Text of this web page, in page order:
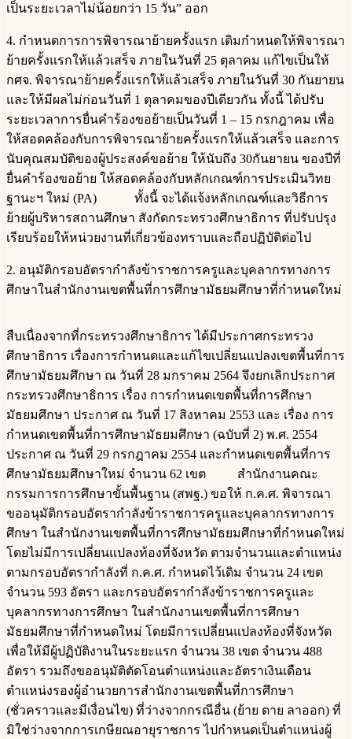
เป็นระยะเวลาไม่น้อยกว่า 15 วัน” ออก
4. กำหนดการการพิจารณาย้ายครั้งแรก เดิมกำหนดให้พิจารณา
ย้ายครั้งแรกให้แล้วเสร็จ ภายในวันที่ 25 ตุลาคม แก้ไขเป็นให้
กศจ. พิจารณาย้ายครั้งแรกให้แล้วเสร็จ ภายในวันที่ 30 กันยายน
และให้มีผลไม่ก่อนวันที่ 1 ตุลาคมของปีเดียวกัน ทั้งนี้ ได้ปรับ
ระยะเวลาการยื่นคำร้องขอย้ายเป็นวันที่ 1 – 15 กรกฎาคม เพื่อ
ให้สอดคล้องกับการพิจารณาย้ายครั้งแรกให้แล้วเสร็จ และการ
นับคุณสมบัติของผู้ประสงค์ขอย้าย ให้นับถึง 30กันยายน ของปีที่
ยื่นคำร้องขอย้าย ให้สอดคล้องกับหลักเกณฑ์การประเมินวิทย
ฐานะฯ ใหม่ (PA) ทั้งนี้ จะได้แจ้งหลักเกณฑ์และวิธีการ
ย้ายผู้บริหารสถานศึกษา สังกัดกระทรวงศึกษาธิการ ที่ปรับปรุง
เรียบร้อยให้หน่วยงานที่เกี่ยวข้องทราบและถือปฏิบัติต่อไป
2. อนุมัติกรอบอัตรากำลังข้าราชการครูและบุคลากรทางการ
ศึกษาในสำนักงานเขตพื้นที่การศึกษามัธยมศึกษาที่กำหนดใหม่
สืบเนื่องจากที่กระทรวงศึกษาธิการ ได้มีประกาศกระทรวง
ศึกษาธิการ เรื่องการกำหนดและแก้ไขเปลี่ยนแปลงเขตพื้นที่การ
ศึกษามัธยมศึกษา ณ วันที่ 28 มกราคม 2564 จึงยกเลิกประกาศ
กระทรวงศึกษาธิการ เรื่อง การกำหนดเขตพื้นที่การศึกษา
มัธยมศึกษา ประกาศ ณ วันที่ 17 สิงหาคม 2553 และ เรื่อง การ
กำหนดเขตพื้นที่การศึกษามัธยมศึกษา (ฉบับที่ 2) พ.ศ. 2554
ประกาศ ณ วันที่ 29 กรกฎาคม 2554 และกำหนดเขตพื้นที่การ
ศึกษามัธยมศึกษาใหม่ จำนวน 62 เขต สำนักงานคณะ
กรรมการการศึกษาขั้นพื้นฐาน (สพฐ.) ขอให้ ก.ค.ศ. พิจารณา
ขออนุมัติกรอบอัตรากำลังข้าราชการครูและบุคลากรทางการ
ศึกษา ในสำนักงานเขตพื้นที่การศึกษามัธยมศึกษาที่กำหนดใหม่
โดยไม่มีการเปลี่ยนแปลงท้องที่จังหวัด ตามจำนวนและตำแหน่ง
ตามกรอบอัตรากำลังที่ ก.ค.ศ. กำหนดไว้เดิม จำนวน 24 เขต
จำนวน 593 อัตรา และกรอบอัตรากำลังข้าราชการครูและ
บุคลากรทางการศึกษา ในสำนักงานเขตพื้นที่การศึกษา
มัธยมศึกษาที่กำหนดใหม่ โดยมีการเปลี่ยนแปลงท้องที่จังหวัด
เพื่อให้มีผู้ปฏิบัติงานในระยะแรก จำนวน 38 เขต จำนวน 488
อัตรา รวมถึงขออนุมัติตัดโอนตำแหน่งและอัตราเงินเดือน
ตำแหน่งรองผู้อำนวยการสำนักงานเขตพื้นที่การศึกษา
(ชั่วคราวและมีเงื่อนไข) ที่ว่างจากกรณีอื่น (ย้าย ตาย ลาออก) ที่
มิใช่ว่างจากการเกษียณอายุราชการ ไปกำหนดเป็นตำแหน่งผู้